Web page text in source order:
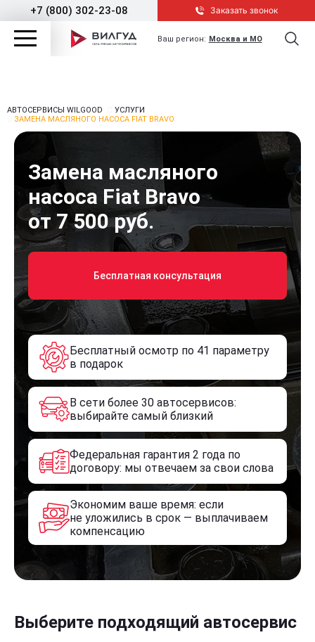
+7 (800) 302-23-08 Заказать звонок
Ваш регион: Москва и МО
АВТОСЕРВИСЫ WILGOOD
УСЛУГИ
ЗАМЕНА МАСЛЯНОГО НАСОСА FIAT BRAVO
Замена масляного
насоса Fiat Bravo
от 7 500 руб.
Бесплатная консультация
Бесплатный осмотр по 41 параметру
в подарок
В сети более 30 автосервисов:
выбирайте самый близкий
Федеральная гарантия 2 года по
договору: мы отвечаем за свои слова
Экономим ваше время: если
не уложились в срок — выплачиваем
компенсацию
Выберите подходящий автосервис